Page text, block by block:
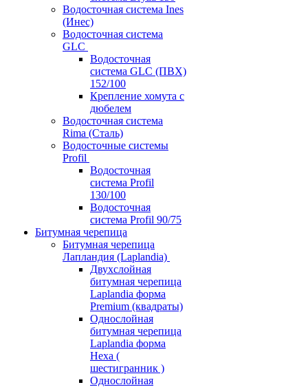
Водосточная система Ines
(Инес)
Водосточная система
GLC
Водосточная
система GLC (ПВХ)
152/100
Крепление хомута с
дюбелем
Водосточная система
Rima (Сталь)
Водосточные системы
Profil
Водосточная
система Profil
130/100
Водосточная
система Profil 90/75
Битумная черепица
Битумная черепица
Лапландия (Laplandia)
Двухслойная
битумная черепица
Laplandia форма
Premium (квадраты)
Однослойная
битумная черепица
Laplandia форма
Hexa (
шестигранник )
Однослойная